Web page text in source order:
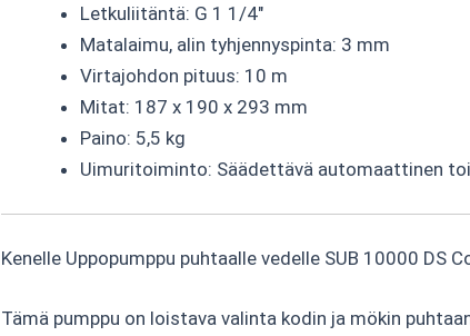
Letkuliitäntä: G 1 1/4″
Matalaimu, alin tyhjennyspinta: 3 mm
Virtajohdon pituus: 10 m
Mitat: 187 x 190 x 293 mm
Paino: 5,5 kg
Uimuritoiminto: Säädettävä automaattinen
Kenelle Uppopumppu puhtaalle vedelle SUB 10000 DS
Tämä pumppu on loistava valinta kodin ja mökin